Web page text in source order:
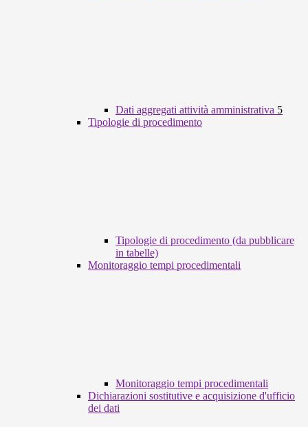
Dati aggregati attività amministrativa 5
Tipologie di procedimento
Tipologie di procedimento (da pubblicare
in tabelle)
Monitoraggio tempi procedimentali
Monitoraggio tempi procedimentali
Dichiarazioni sostitutive e acquisizione d'ufficio
dei dati